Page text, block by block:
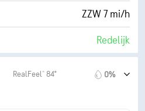
ZZW 7 mi/h
Redelijk
RealFeel® 84° 0%